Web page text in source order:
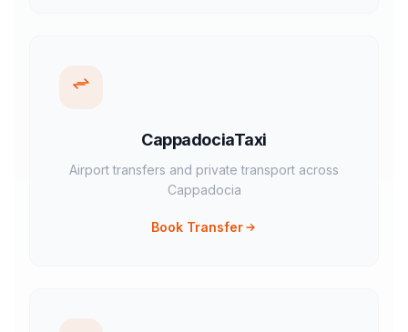
CappadociaTaxi
Airport transfers and private transport across
Cappadocia
Book Transfer